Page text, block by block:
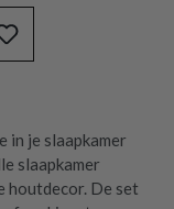
in je slaapkamer
slaapkamer
De set